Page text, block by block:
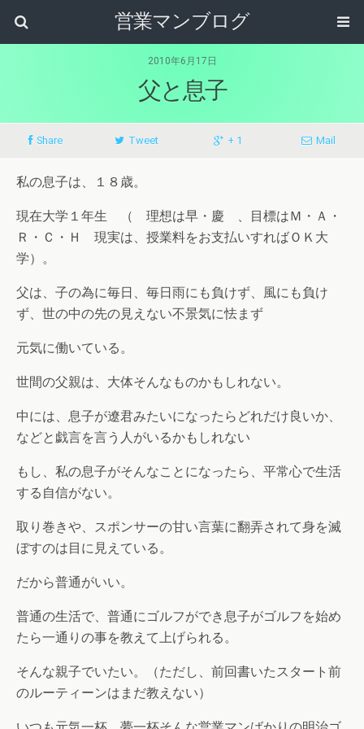
営業マンブログ
2010年6月17日
父と息子
Share Tweet + 1 Mail
私の息子は、１８歳。
現在大学１年生 （ 理想は早・慶 、目標はＭ・Ａ・
Ｒ・Ｃ・Ｈ 現実は、授業料をお支払いすればＯＫ大
学）。
父は、子の為に毎日、毎日雨にも負けず、風にも負け
ず、世の中の先の見えない不景気に怯まず
元気に働いている。
世間の父親は、大体そんなものかもしれない。
中には、息子が遼君みたいになったらどれだけ良いか、
などと戯言を言う人がいるかもしれない
もし、私の息子がそんなことになったら、平常心で生活
する自信がない。
取り巻きや、スポンサーの甘い言葉に翻弄されて身を滅
ぼすのは目に見えている。
だから普通がいい。
普通の生活で、普通にゴルフができ息子がゴルフを始め
たら一通りの事を教えて上げられる。
そんな親子でいたい。（ただし、前回書いたスタート前
のルーティーンはまだ教えない）